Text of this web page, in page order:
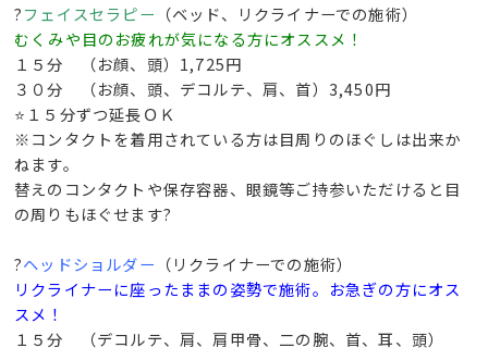
?フェイスセラピー （ベッド、リクライナーでの施術）
むくみや目のお疲れが気になる方にオススメ！
１５分 （お顔、頭）1,725円
３０分 （お顔、頭、デコルテ、肩、首）3,450円
⭐１５分ずつ延長ＯＫ
※コンタクトを着用されている方は目周りのほぐしは出来か
ねます。
替えのコンタクトや保存容器、眼鏡等ご持参いただけると目
の周りもほぐせます?
?ヘッドショルダー （リクライナーでの施術）
リクライナーに座ったままの姿勢で施術。お急ぎの方にオス
スメ！
１５分 （デコルテ、肩、肩甲骨、二の腕、首、耳、頭）